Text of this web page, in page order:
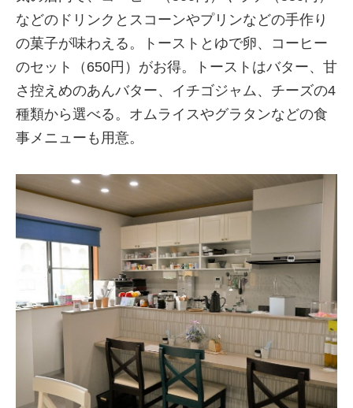
などのドリンクとスコーンやプリンなどの手作り
の菓子が味わえる。トーストとゆで卵、コーヒー
のセット（650円）がお得。トーストはバター、甘
さ控えめのあんバター、イチゴジャム、チーズの4
種類から選べる。オムライスやグラタンなどの食
事メニューも用意。